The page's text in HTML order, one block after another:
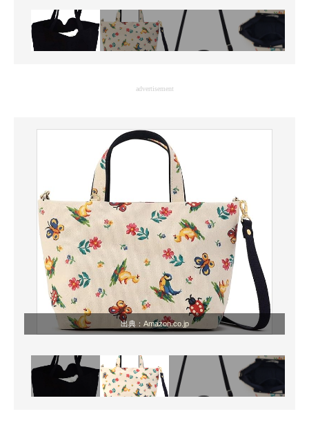
マーケ×ITの今がよく分かる
ITエンジニア向け専門サイト
製造業のIT導入・活用を支援
モノづくり技術者専門サイト
エレクトロニクス専門サイト
電子設計の基本と応用
エネルギーの専門メディア
建設×テクノロジーの最前線
ちょっと気になるネットの話題
advertisement
出典： Amazon.co.jp